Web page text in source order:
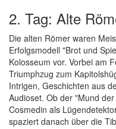
2. Tag: Alte
Die alten Römer waren
Erfolgsmodell "Brot und
Kolosseum vor. Vorbei am
Triumphzug zum
Intrigen, Geschichten aus
Audioset. Ob der "Mund
Cosmedin als
spaziert danach über die